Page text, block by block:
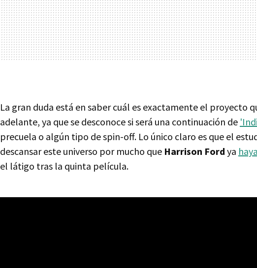
La gran duda está en saber cuál es exactamente el proyecto
adelante, ya que se desconoce si será una continuación de
precuela o algún tipo de spin-off. Lo único claro es que el
descansar este universo por mucho que Harrison Ford ya
el látigo tras la quinta película.